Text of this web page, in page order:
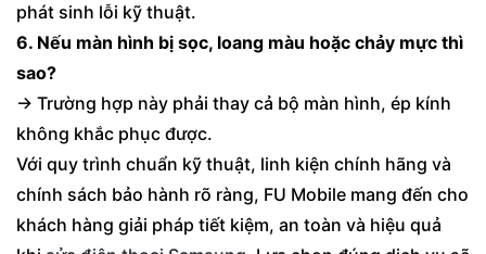
phát sinh lỗi kỹ thuật.
6. Nếu màn hình bị sọc, loang màu hoặc chảy mực thì
sao?
→ Trường hợp này phải thay cả bộ màn hình, ép kính
không khắc phục được.
Với quy trình chuẩn kỹ thuật, linh kiện chính hãng và
chính sách bảo hành rõ ràng, FU Mobile mang đến cho
khách hàng giải pháp tiết kiệm, an toàn và hiệu quả